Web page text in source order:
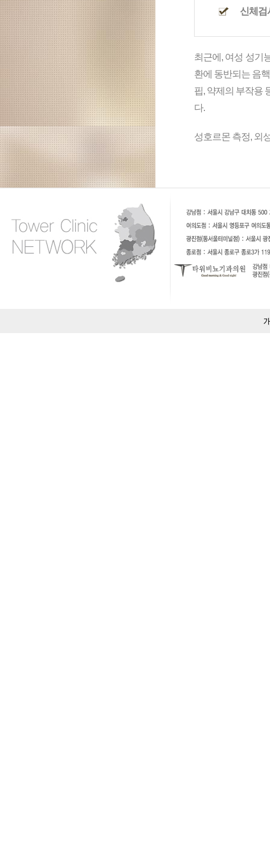
신체검
최근에, 여성 성기
환에 동반되는 음
핍, 약제의 부작용
다.
성호르몬 측정, 외